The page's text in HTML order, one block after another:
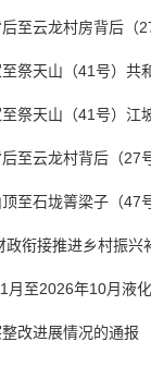
至云龙村房背后（
祭天山（41号）
祭天山（41号）
至云龙村背后（
至石垅箐梁子（47
衔接推进乡村振
至2026年10月液
改进展情况的通报